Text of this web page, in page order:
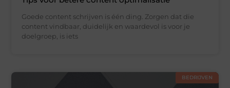
Goede content schrijven is één ding. Zorgen dat die
content vindbaar, duidelijk en waardevol is voor je
doelgroep, is iets
BEDRIJVEN